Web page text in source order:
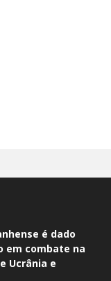
é dado
em combate na
Ucrânia e